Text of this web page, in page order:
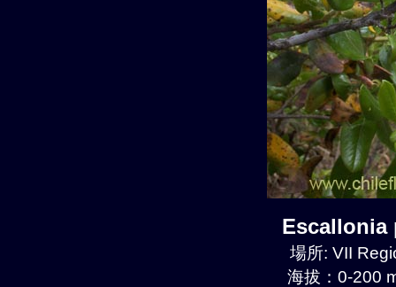
Escallonia
場所: VII
海拔：0-200